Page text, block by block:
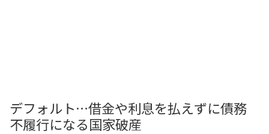
デフォルト…借金や利息を払えずに債務
不履行になる国家破産